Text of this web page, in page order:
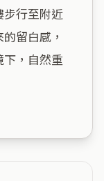
步行至附近
留白感，
，自然重